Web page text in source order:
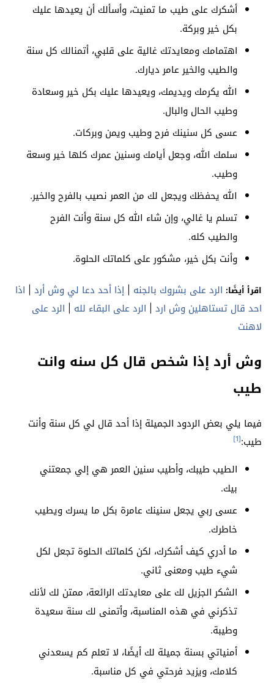
أشكرك على طيب ما تمنيت، وأسألك أن يعيدها عليك
بكل خير وبركة.
اهتمامك ومعايدتك غالية على قلبي، أتمنالك كل سنة
والطيب والخير عامر ديارك.
الله يكرمك ويديمك، ويعيدها عليك بكل خير وسعادة
وطيب الحال والبال.
عسى كل سنينك فرح وطيب ويمن وبركات.
سلمك الله، وجعل أيامك وسنين عمرك كلها خير وسعة
وطيب.
الله يحفظك ويجعل لك من العمر نصيب بالفرح والخير.
تسلم يا غالي، وإن شاء الله كل سنة وأنت الفرح
والطيب كله.
وأنت بكل خير، مشكور على كلماتك الحلوة.
اقرأ أيضًا: الرد على بشروك بالجنه | إذا أحد دعا لي وش أرد | اذا
احد قال تستاهلين وش ارد | الرد على البقاء لله | الرد على
لاهنت
وش أرد إذا شخص قال كل سنه وانت
طيب
فيما يلي بعض الردود الجميلة إذا أحد قال لي كل سنة وأنت
طيب:[1]
الطيب طيبك، وأطيب سنين العمر هي إلي جمعتني
بيك.
عسى ربي يجعل سنينك عامرة بكل ما يسرك ويطيب
خاطرك.
ما أدري كيف أشكرك، لكن كلماتك الحلوة تجعل لكل
شيء طيب ومعنى ثاني.
الشكر الجزيل لك على معايدتك الرائعة، ممتن لك لأنك
تذكرني في هذه المناسبة، وأتمنى لك سنة سعيدة
وطيبة.
أمنياتي بسنة جميلة لك أيضًا، لا تعلم كم يسعدني
كلامك، ويزيد فرحتي في كل مناسبة.